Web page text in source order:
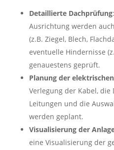
Detaillierte Dachprüfung
Ausrichtung werden
(z.B. Ziegel, Blech,
eventuelle Hindernisse
genauestens geprüft.
Planung der
Verlegung der Kabel,
Leitungen und die
werden geplant.
Visualisierung der
eine Visualisierung der